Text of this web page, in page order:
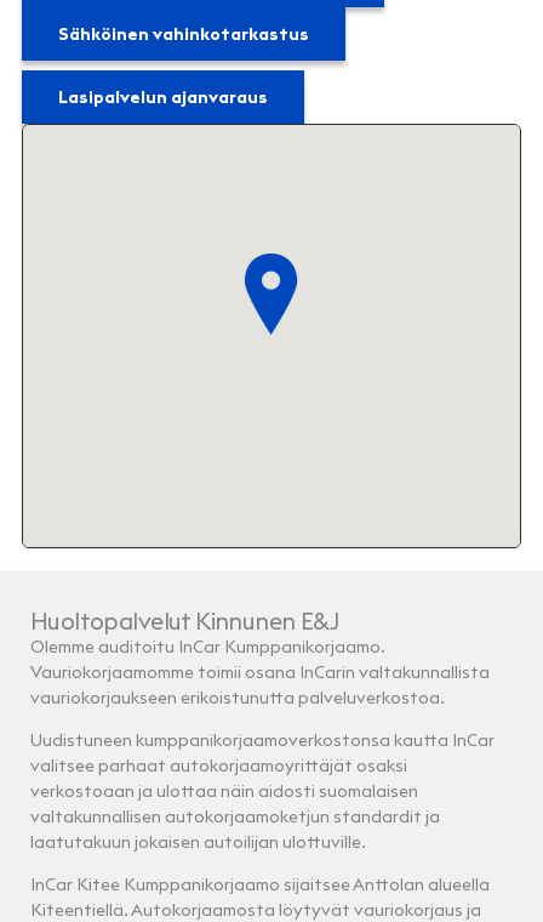
Sähköinen vahinkotarkastus
Lasipalvelun ajanvaraus
Huoltopalvelut Kinnunen E&J
Olemme auditoitu InCar Kumppanikorjaamo.
Vauriokorjaamomme toimii osana InCarin valtakunnallista
vauriokorjaukseen erikoistunutta palveluverkostoa.
Uudistuneen kumppanikorjaamoverkostonsa kautta InCar
valitsee parhaat autokorjaamoyrittäjät osaksi
verkostoaan ja ulottaa näin aidosti suomalaisen
valtakunnallisen autokorjaamoketjun standardit ja
laatutakuun jokaisen autoilijan ulottuville.
InCar Kitee Kumppanikorjaamo sijaitsee Anttolan alueella
Kiteentiellä. Autokorjaamosta löytyvät vauriokorjaus ja